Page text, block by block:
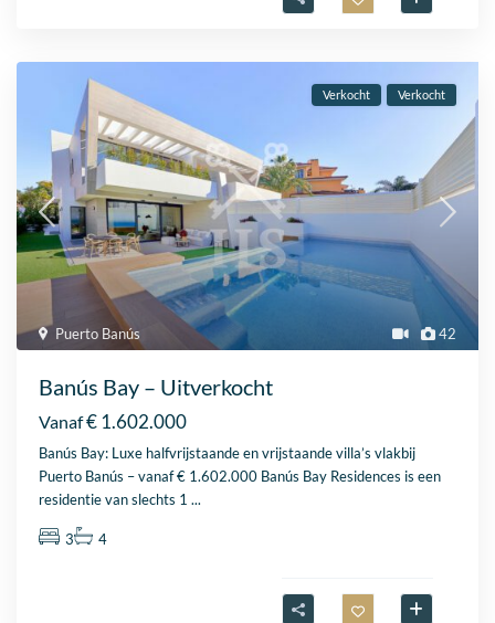
42
Puerto Banús
Verkocht Verkocht
Banús Bay – Uitverkocht
Vanaf€ 1.602.000
Banús Bay: Luxe halfvrijstaande en vrijstaande villa’s vlakbij
Puerto Banús – vanaf € 1.602.000 Banús Bay Residences is een
residentie van slechts 1...
3 4